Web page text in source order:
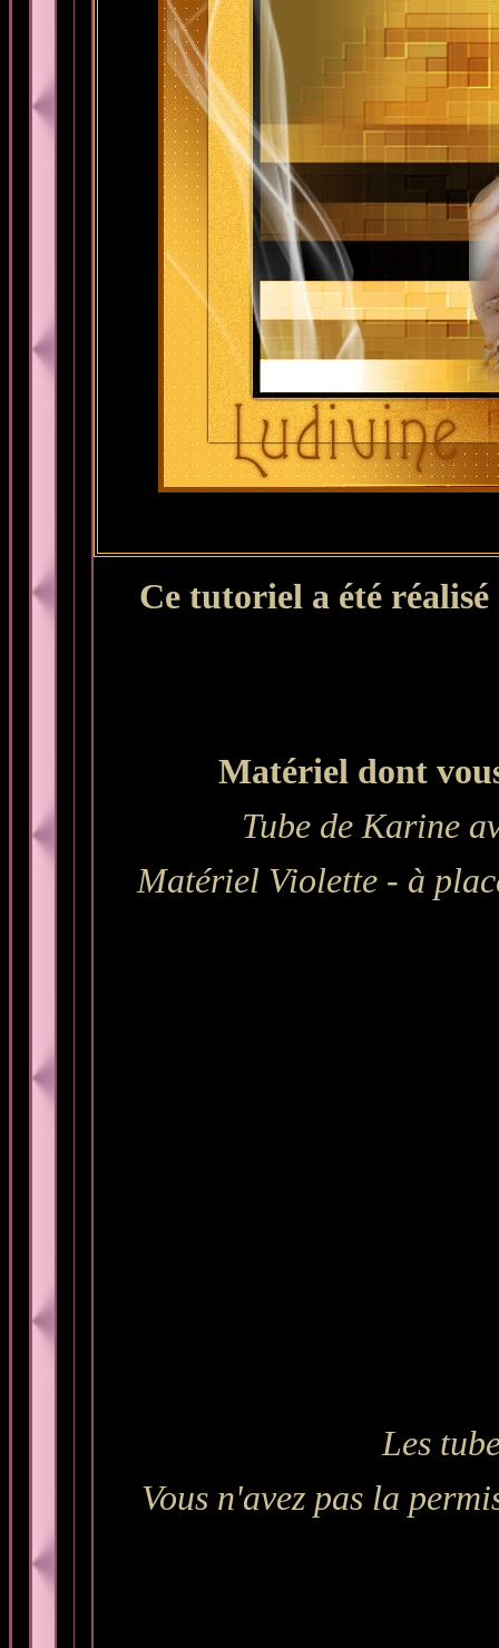
Ce tutoriel a été
Matériel dont
Tube de Karine
Matériel Violette - à
Les
Vous n'avez pas la